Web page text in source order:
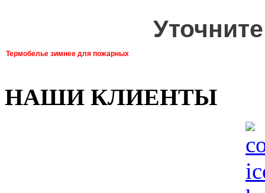
Термобелье зимнее для пожарных
НАШИ КЛИЕНТЫ